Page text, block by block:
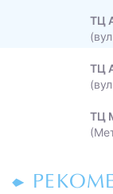
ТЦ
ТЦ
ТЦ